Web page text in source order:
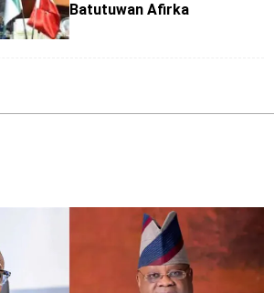
Batutuwan Afirka